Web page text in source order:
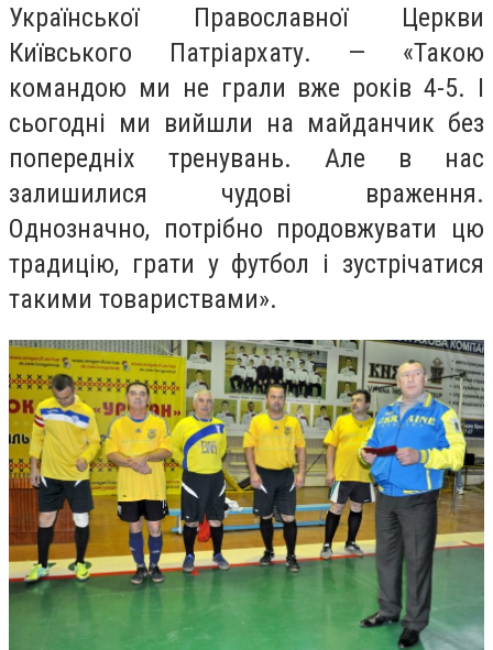
Української Православної Церкви
Київського Патріархату. — «Такою
командою ми не грали вже років 4-5. І
сьогодні ми вийшли на майданчик без
попередніх тренувань. Але в нас
залишилися чудові враження.
Однозначно, потрібно продовжувати цю
традицію, грати у футбол і зустрічатися
такими товариствами».